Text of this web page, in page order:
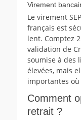
Virement
Le virement
français est
lent. Comptez
validation de
soumise à des
élevées, mais
importantes
Comment
retrait ?